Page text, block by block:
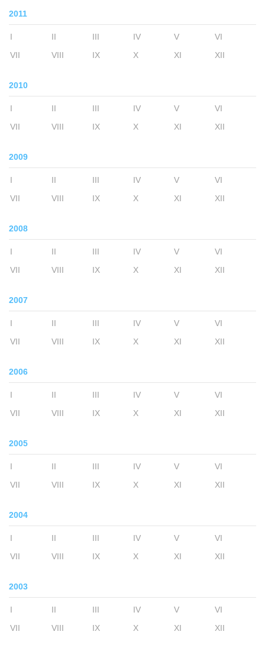
2011
I II III IV V
VI
VII
VIII IX X XI XII
2010
I II III IV V
VI
VII
VIII IX X XI XII
2009
I II III IV V
VI
VII
VIII IX X XI XII
2008
I II III IV V
VI
VII
VIII IX X XI XII
2007
I II III IV V
VI
VII
VIII IX X XI XII
2006
I II III IV V
VI
VII
VIII IX X XI XII
2005
I II III IV V
VI
VII
VIII IX X XI XII
2004
I II III IV V
VI
VII
VIII IX X XI XII
2003
I II III IV V
VI
VII
VIII IX X XI XII